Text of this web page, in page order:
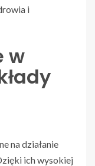
i
w
na działanie
ich wysokiej